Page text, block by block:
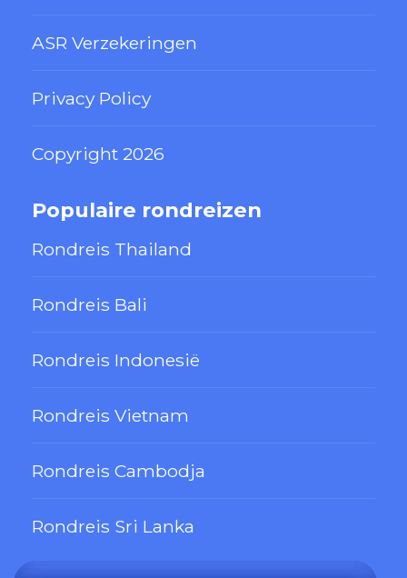
ASR Verzekeringen
Privacy Policy
Copyright 2026
Populaire rondreizen
Rondreis Thailand
Rondreis Bali
Rondreis Indonesië
Rondreis Vietnam
Rondreis Cambodja
Rondreis Sri Lanka